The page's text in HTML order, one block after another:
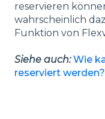
reservieren
wahrscheinlich
Funktion von
Siehe auch:Wie
reserviert werden?